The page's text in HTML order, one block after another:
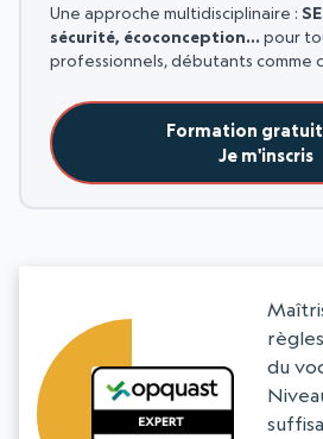
Une approche multidisciplinaire :
sécurité, écoconception… pour
professionnels, débutants comme
Formation
Je m'inscris
du